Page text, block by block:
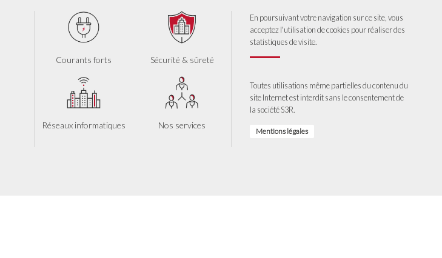
Courants forts Sécurité & sûreté
Réseaux informatiques Nos services
En poursuivant votre navigation sur ce site, vous
acceptez l'utilisation de cookies pour réaliser des
statistiques de visite.
Toutes utilisations même partielles du contenu du
site Internet est interdit sans le consentement de
la société S3R.
Mentions légales